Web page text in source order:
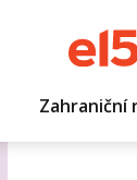
Zahraniční